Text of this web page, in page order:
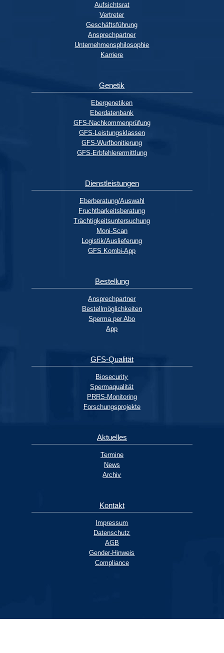
Aufsichtsrat
Vertreter
Geschäftsführung
Ansprechpartner
Unternehmensphilosophie
Karriere
Genetik
Ebergenetiken
Eberdatenbank
GFS-Nachkommenprüfung
GFS-Leistungsklassen
GFS-Wurfbonitierung
GFS-Erbfehlerermittlung
Dienstleistungen
Eberberatung/Auswahl
Fruchtbarkeitsberatung
Trächtigkeitsuntersuchung
Moni-Scan
Logistik/Auslieferung
GFS Kombi-App
Bestellung
Ansprechpartner
Bestellmöglichkeiten
Sperma per Abo
App
GFS-Qualität
Biosecurity
Spermaqualität
PRRS-Monitoring
Forschungsprojekte
Aktuelles
Termine
News
Archiv
Kontakt
Impressum
Datenschutz
AGB
Gender-Hinweis
Compliance